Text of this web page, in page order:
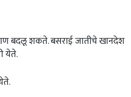
बदलू शकते. बसराई जातीचे खानदेश
येते.